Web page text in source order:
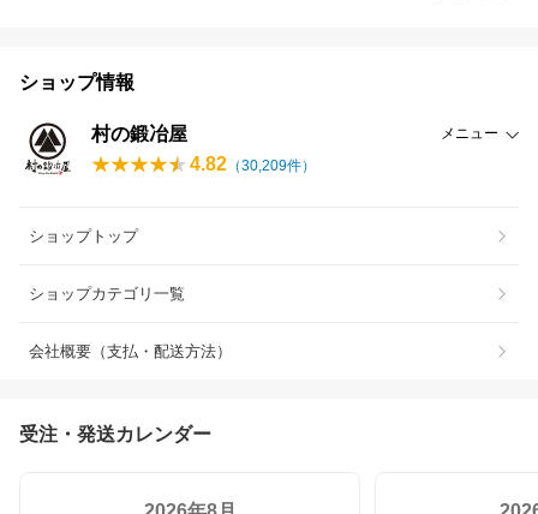
ショップ情報
村の鍛冶屋 メニュー
4.82 （30,209件）
ショップトップ
ショップカテゴリ一覧
会社概要（支払・配送方法）
受注・発送カレンダー